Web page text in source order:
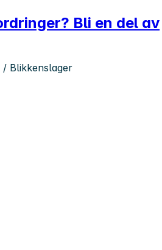
Bli en del av
Blikkenslager